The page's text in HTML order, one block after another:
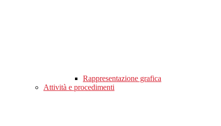
Rappresentazione grafica
Attività e procedimenti